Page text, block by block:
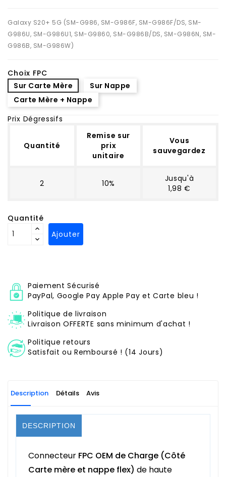
Galaxy S20+ 5G (SM-G986, SM-G986F, SM-G986F/DS, SM-
G986U, SM-G986U1, SM-G9860, SM-G986B/DS, SM-G986N, SM-
G986B, SM-G986W)
Choix FPC
Sur Carte Mère
Sur Nappe
Carte Mère + Nappe
Prix Dégressifs
Quantité
Remise sur
prix
unitaire
Vous
sauvegardez
2 10%
Jusqu'à
1,98 €
Quantité
Ajouter
Paiement Sécurisé
PayPal, Google Pay Apple Pay et Carte bleu !
Politique de livraison
Livraison OFFERTE sans minimum d'achat !
Politique retours
Satisfait ou Remboursé ! (14 Jours)
Description Détails Avis
DESCRIPTION
Connecteur FPC OEM de Charge (Côté
Carte mère et nappe flex) de haute